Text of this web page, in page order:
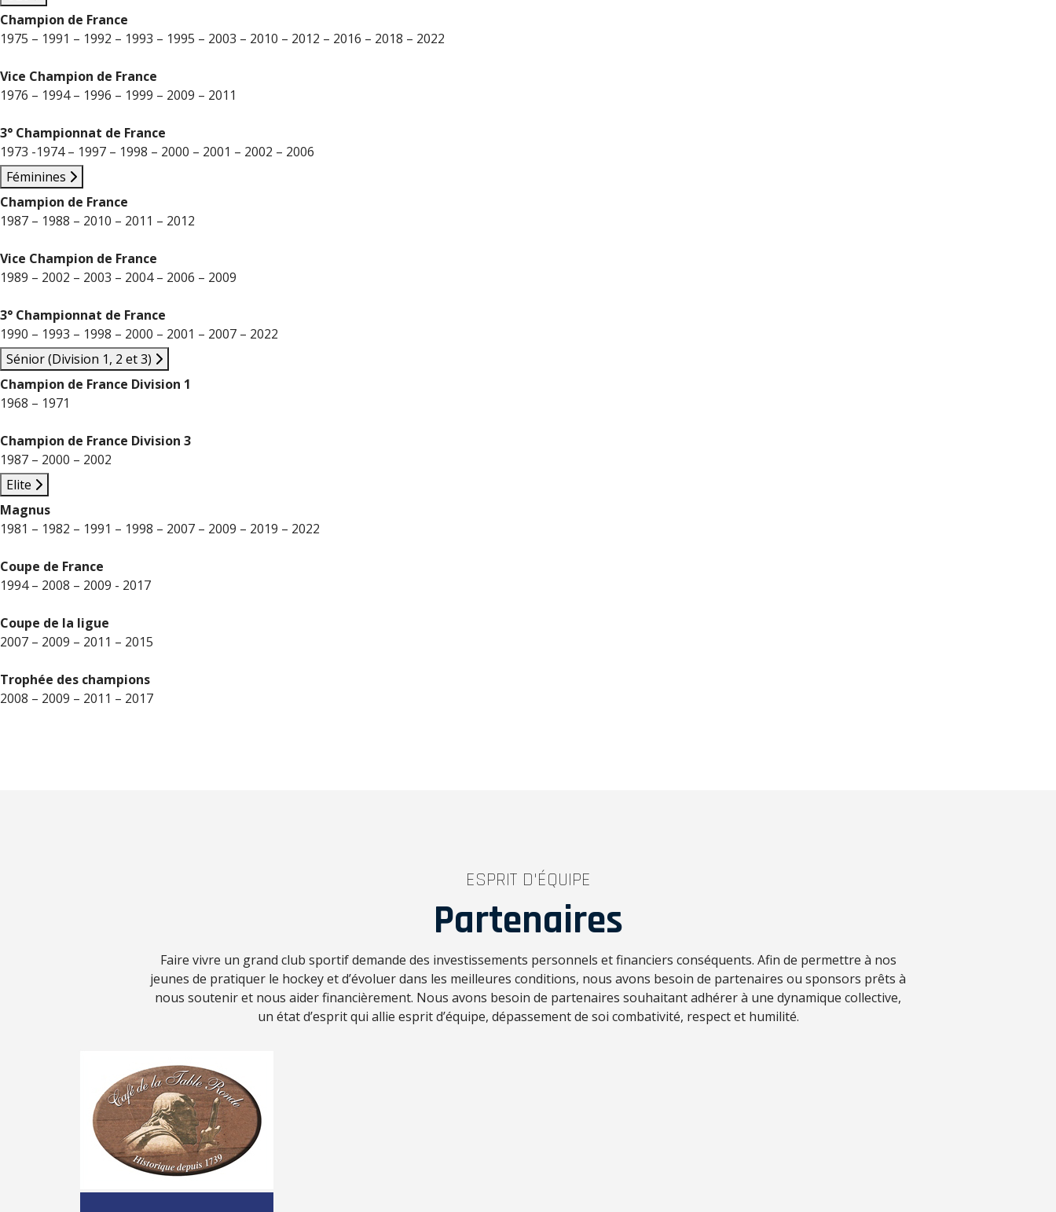
Champion de France
1975 – 1991 – 1992 – 1993 – 1995 – 2003 – 2010 – 2012 – 2016 – 2018 – 2022
Vice Champion de France
1976 – 1994 – 1996 – 1999 – 2009 – 2011
3° Championnat de France
1973 -1974 – 1997 – 1998 – 2000 – 2001 – 2002 – 2006
Féminines
Champion de France
1987 – 1988 – 2010 – 2011 – 2012
Vice Champion de France
1989 – 2002 – 2003 – 2004 – 2006 – 2009
3° Championnat de France
1990 – 1993 – 1998 – 2000 – 2001 – 2007 – 2022
Sénior (Division 1, 2 et 3)
Champion de France Division 1
1968 – 1971
Champion de France Division 3
1987 – 2000 – 2002
Elite
Magnus
1981 – 1982 – 1991 – 1998 – 2007 – 2009 – 2019 – 2022
Coupe de France
1994 – 2008 – 2009 - 2017
Coupe de la ligue
2007 – 2009 – 2011 – 2015
Trophée des champions
2008 – 2009 – 2011 – 2017
ESPRIT D'ÉQUIPE
Partenaires
Faire vivre un grand club sportif demande des investissements personnels et financiers conséquents. Afin de permettre à nos
jeunes de pratiquer le hockey et d’évoluer dans les meilleures conditions, nous avons besoin de partenaires ou sponsors prêts à
nous soutenir et nous aider financièrement. Nous avons besoin de partenaires souhaitant adhérer à une dynamique collective,
un état d’esprit qui allie esprit d’équipe, dépassement de soi combativité, respect et humilité.